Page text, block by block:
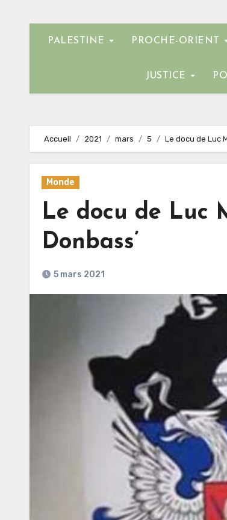
PALESTINE PROCHE-ORIENT
JUSTICE
Accueil 2021 mars 5 Le docu de Luc
Monde
Le docu de Luc
Donbass’
5 mars 2021